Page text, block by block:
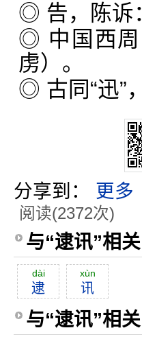
◎ 告，陈诉
◎ 中国西周
虏）。
◎ 古同“迅”
分享到： 更多
阅读(2372次)
与“逮讯”相
dài
逮
xùn
讯
与“逮讯”相